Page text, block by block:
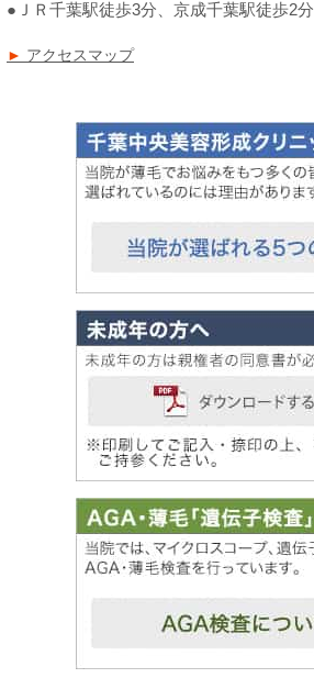
●ＪＲ千葉駅徒歩3分、京成千葉駅徒歩2分
► アクセスマップ